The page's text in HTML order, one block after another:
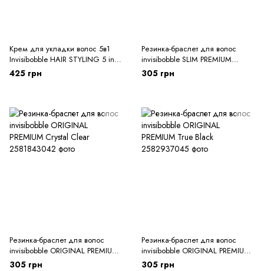
Крем для укладки волос 5в1
Invisibobble HAIR STYLING 5 in 1
Styling Creme 100ml
425 грн
Резинка-браслет для волос
invisibobble SLIM PREMIUM
Crystal Clear
305 грн
Резинка-браслет для волос
invisibobble ORIGINAL PREMIUM
Crystal Clear
305 грн
Резинка-браслет для волос
invisibobble ORIGINAL PREMIUM
True Black
305 грн